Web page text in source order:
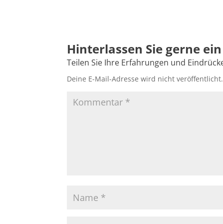
Deine E-Mail-Adresse wird nicht veröffentlicht.